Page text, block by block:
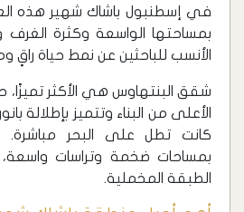
في إسطنبول باشاك شهير هذه
بمساحتها الواسعة وكثرة
الأنسب للباحثين عن نمط حياة راقٍ
‏شقق البنتهاوس هي الأكثر
الأعلى من البناء وتتميز بإطلالة
كانت تطل على البحر
بمساحات ضخمة وتراسات
الطبقة المخملية.